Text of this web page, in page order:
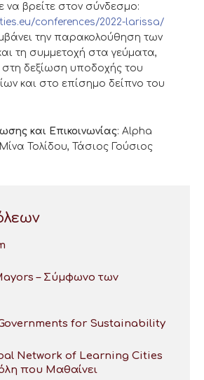
να βρείτε στον σύνδεσμο:
conferences/2022-larissa/
την παρακολούθηση των
τη συμμετοχή στα γεύματα,
στη δεξίωση υποδοχής του
και στο επίσημο δείπνο του
και Επικοινωνίας: Alpha
Τολίδου, Τάσιος Γούσιος
– Σύμφωνο των
for Sustainability
Network of Learning Cities
που Μαθαίνει